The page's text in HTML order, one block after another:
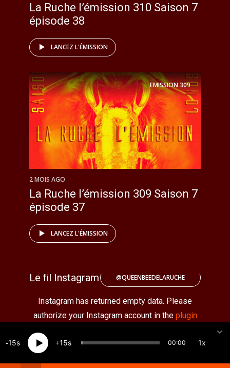
La Ruche l’émission 310 Saison 7
épisode 38
LANCEZ L'ÉMISSION
EMISSION309
2 MOIS AGO
La Ruche l’émission 309 Saison 7
épisode 37
LANCEZ L'ÉMISSION
Le fil Instagram @QUEENBEEDELARUCHE
Instagram has returned empty data. Please
authorize your Instagram account in the plugin
15 15 00:00 1x